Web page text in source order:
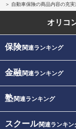
自動車保険の商品内容の充
オリコ
保険関連ランキング
金融関連ランキング
塾関連ランキング
スクール関連ランキン